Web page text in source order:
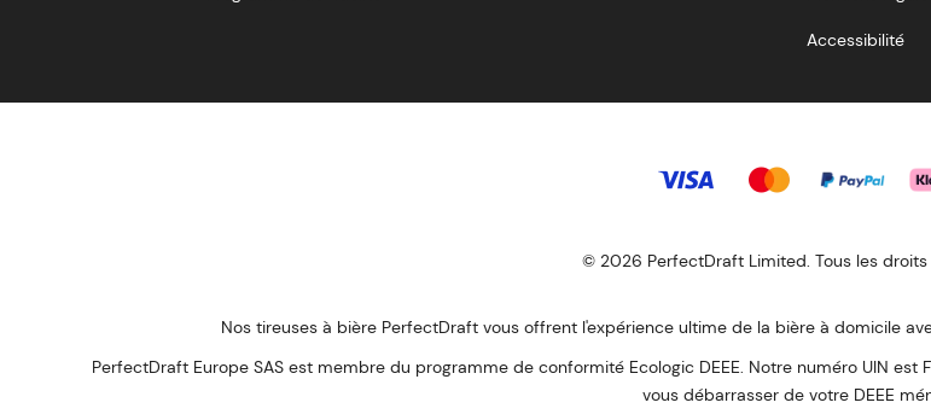
Accessibilité
© 2026 PerfectDraft Limited. Tous les droits
Nos tireuses à bière PerfectDraft vous offrent l'expérience ultime de la bière à domicile
PerfectDraft Europe SAS est membre du programme de conformité Ecologic DEEE. Notre numéro UIN est
vous débarrasser de votre DEEE